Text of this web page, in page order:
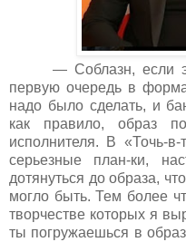
— Соблазн, если
первую очередь в
надо было сделать, и
как правило, образ
исполнителя. В «Точь-в-
серьезные план-ки,
дотянуться до образа,
могло быть. Тем более
творчестве которых я
ты погружаешься в